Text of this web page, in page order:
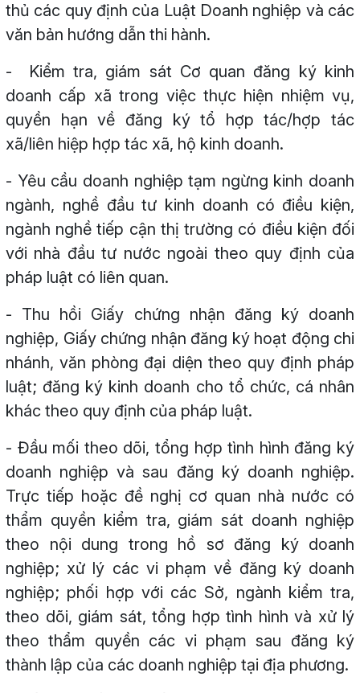
thủ các quy định của Luật Doanh nghiệp và các
văn bản hướng dẫn thi hành.
- Kiểm tra, giám sát Cơ quan đăng ký kinh
doanh cấp xã trong việc thực hiện nhiệm vụ,
quyền hạn về đăng ký tổ hợp tác/hợp tác
xã/liên hiệp hợp tác xã, hộ kinh doanh.
- Yêu cầu doanh nghiệp tạm ngừng kinh doanh
ngành, nghề đầu tư kinh doanh có điều kiện,
ngành nghề tiếp cận thị trường có điều kiện đối
với nhà đầu tư nước ngoài theo quy định của
pháp luật có liên quan.
- Thu hồi Giấy chứng nhận đăng ký doanh
nghiệp, Giấy chứng nhận đăng ký hoạt động chi
nhánh, văn phòng đại diện theo quy định pháp
luật; đăng ký kinh doanh cho tổ chức, cá nhân
khác theo quy định của pháp luật.
- Đầu mối theo dõi, tổng hợp tình hình đăng ký
doanh nghiệp và sau đăng ký doanh nghiệp.
Trực tiếp hoặc đề nghị cơ quan nhà nước có
thẩm quyền kiểm tra, giám sát doanh nghiệp
theo nội dung trong hồ sơ đăng ký doanh
nghiệp; xử lý các vi phạm về đăng ký doanh
nghiệp; phối hợp với các Sở, ngành kiểm tra,
theo dõi, giám sát, tổng hợp tình hình và xử lý
theo thẩm quyền các vi phạm sau đăng ký
thành lập của các doanh nghiệp tại địa phương.